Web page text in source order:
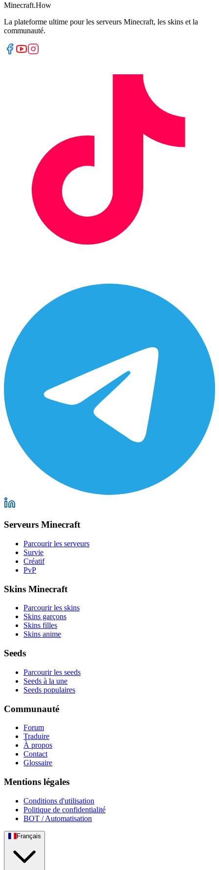
Minecraft.How
La plateforme ultime pour les serveurs Minecraft, les skins et la
communauté.
Serveurs Minecraft
Parcourir les serveurs
Survie
Créatif
PvP
Skins Minecraft
Parcourir les skins
Skins garçons
Skins filles
Skins anime
Seeds
Parcourir les seeds
Seeds à la une
Seeds populaires
Communauté
Forum
Traduire
À propos
Contact
Glossaire
Mentions légales
Conditions d'utilisation
Politique de confidentialité
BOT / Automatisation
Français